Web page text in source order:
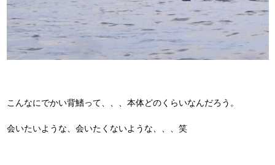
こんなにでかい背鰭って、、、本体どのくらいなんだろう。
会いたいような、会いたくないような、、、笑